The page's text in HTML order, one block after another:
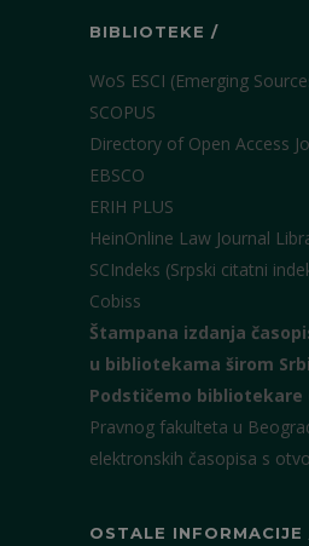
BIBLIOTEKE /
WoS ESCI (Emerging
SCOPUS
Directory of Open Access
EBSCO
ERIH PLUS
HeinOnline Law Journal
SCIndeks (Srpski citatni
Cobiss
Štampana izdanja
u bibliotekama širom
Podstičemo bibliotekare
Pravnog fakulteta u
elektronskih časopisa s
OSTALE INFORMACIJE